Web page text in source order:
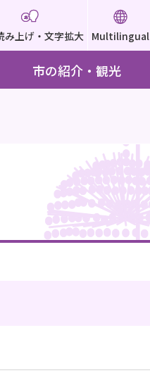
み上げ・文字拡大 Multilingual
市の紹介・観光